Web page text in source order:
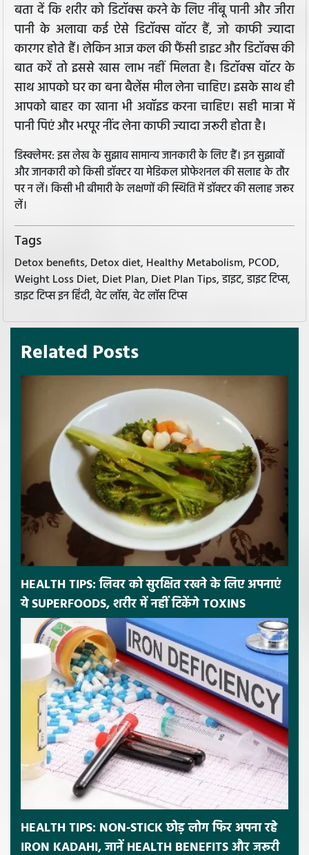
बता दें कि शरीर को डिटॉक्स करने के लिए नींबू पानी और जीरा
पानी के अलावा कई ऐसे डिटॉक्स वॉटर हैं, जो काफी ज्यादा
कारगर होते हैं। लेकिन आज कल की फैंसी डाइट और डिटॉक्स की
बात करें तो इससे खास लाभ नहीं मिलता है। डिटॉक्स वॉटर के
साथ आपको घर का बना बैलेंस मील लेना चाहिए। इसके साथ ही
आपको बाहर का खाना भी अवॉइड करना चाहिए। सही मात्रा में
पानी पिएं और भरपूर नींद लेना काफी ज्यादा जरूरी होता है।
डिस्क्लेमर: इस लेख के सुझाव सामान्य जानकारी के लिए हैं। इन सुझावों
और जानकारी को किसी डॉक्टर या मेडिकल प्रोफेशनल की सलाह के तौर
पर न लें। किसी भी बीमारी के लक्षणों की स्थिति में डॉक्टर की सलाह जरूर
लें।
Tags
Detox benefits, Detox diet, Healthy Metabolism, PCOD,
Weight Loss Diet, Diet Plan, Diet Plan Tips, डाइट, डाइट टिप्स,
डाइट टिप्स इन हिंदी, वेट लॉस, वेट लॉस टिप्स
Related Posts
HEALTH TIPS: लिवर को सुरक्षित रखने के लिए अपनाएं
ये SUPERFOODS, शरीर में नहीं टिकेंगे TOXINS
HEALTH TIPS: NON-STICK छोड़ लोग फिर अपना रहे
IRON KADAHI, जानें HEALTH BENEFITS और जरूरी